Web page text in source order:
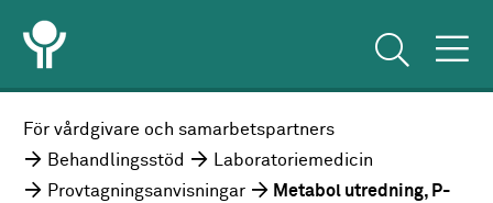
För vårdgivare och samarbetspartners
Behandlingsstöd
Laboratoriemedicin
Provtagningsanvisningar
Metabol utredning, P-